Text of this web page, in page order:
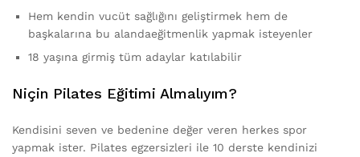
Hem kendin vucüt sağlığını geliştirmek hem de
başkalarına bu alandaeğitmenlik yapmak isteyenler
18 yaşına girmiş tüm adaylar katılabilir
Niçin Pilates Eğitimi Almalıyım?
Kendisini seven ve bedenine değer veren herkes spor
yapmak ister. Pilates egzersizleri ile 10 derste kendinizi